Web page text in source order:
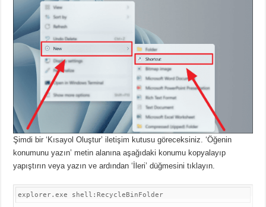
Şimdi bir ‘Kısayol Oluştur’ iletişim kutusu göreceksiniz.‘Öğenin
konumunu yazın’ metin alanına aşağıdaki konumu kopyalayıp
yapıştırın veya yazın ve ardından ‘İleri’ düğmesini tıklayın.
explorer.exe shell:RecycleBinFolder